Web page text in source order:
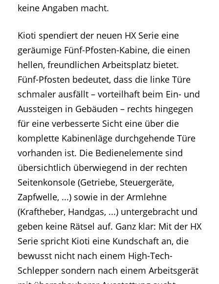
keine Angaben macht.
Kioti spendiert der neuen HX Serie eine
geräumige Fünf-Pfosten-Kabine, die einen
hellen, freundlichen Arbeitsplatz bietet.
Fünf-Pfosten bedeutet, dass die linke Türe
schmaler ausfällt – vorteilhaft beim Ein- und
Aussteigen in Gebäuden – rechts hingegen
für eine verbesserte Sicht eine über die
komplette Kabinenläge durchgehende Türe
vorhanden ist. Die Bedienelemente sind
übersichtlich überwiegend in der rechten
Seitenkonsole (Getriebe, Steuergeräte,
Zapfwelle, ...) sowie in der Armlehne
(Kraftheber, Handgas, ...) untergebracht und
geben keine Rätsel auf. Ganz klar: Mit der HX
Serie spricht Kioti eine Kundschaft an, die
bewusst nicht nach einem High-Tech-
Schlepper sondern nach einem Arbeitsgerät